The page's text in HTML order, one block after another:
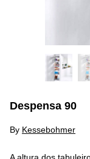
Despensa 90
By Kessebohmer